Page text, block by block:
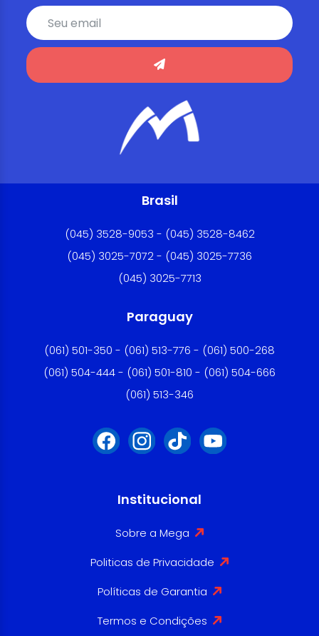
Brasil
(045) 3528-9053 - (045) 3528-8462
(045) 3025-7072 - (045) 3025-7736
(045) 3025-7713
Paraguay
(061) 501-350 - (061) 513-776 - (061) 500-268
(061) 504-444 - (061) 501-810 - (061) 504-666
(061) 513-346
Institucional
Sobre a Mega
Politicas de Privacidade
Políticas de Garantia
Termos e Condições